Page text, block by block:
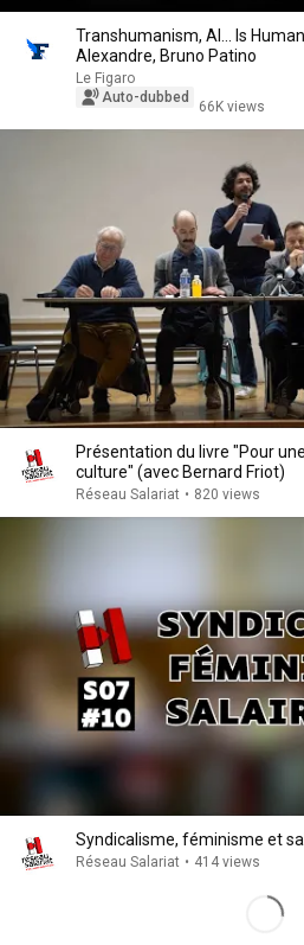
Transhumanism, AI... Is
Alexandre, Bruno Patino
Le Figaro
Auto-dubbed
66K views
Présentation du livre "Pour
culture" (avec Bernard Friot)
Réseau Salariat • 820 views
Syndicalisme, féminisme et
Réseau Salariat • 414 views